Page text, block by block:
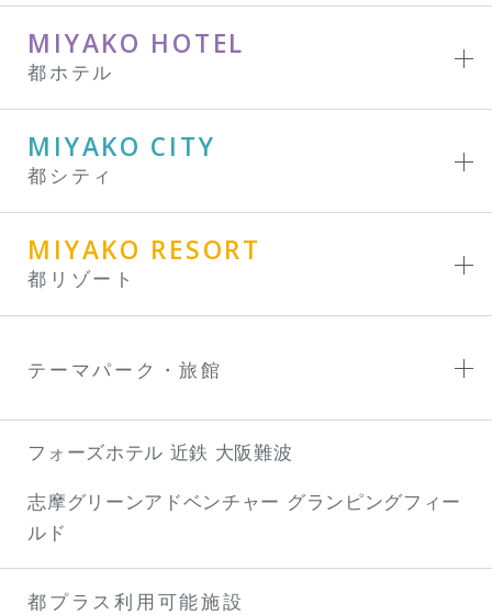
MIYAKO HOTEL
都ホテル
MIYAKO CITY
都シティ
MIYAKO RESORT
都リゾート
テーマパーク・旅館
フォーズホテル 近鉄 大阪難波
志摩グリーンアドベンチャー グランピングフィー
ルド
都プラス利用可能施設